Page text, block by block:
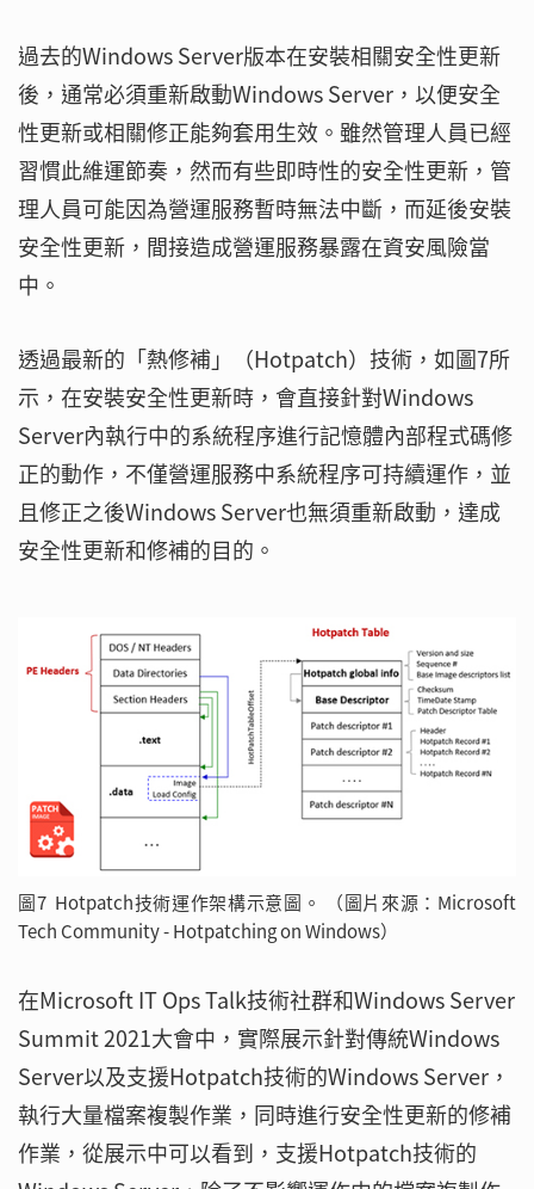
過去的Windows Server版本在安裝相關安全性更新
後，通常必須重新啟動Windows Server，以便安全
性更新或相關修正能夠套用生效。雖然管理人員已經
習慣此維運節奏，然而有些即時性的安全性更新，管
理人員可能因為營運服務暫時無法中斷，而延後安裝
安全性更新，間接造成營運服務暴露在資安風險當
中。
透過最新的「熱修補」（Hotpatch）技術，如圖7所
示，在安裝安全性更新時，會直接針對Windows
Server內執行中的系統程序進行記憶體內部程式碼修
正的動作，不僅營運服務中系統程序可持續運作，並
且修正之後Windows Server也無須重新啟動，達成
安全性更新和修補的目的。
圖7 Hotpatch技術運作架構示意圖。 （圖片來源：Microsoft
Tech Community - Hotpatching on Windows）
在Microsoft IT Ops Talk技術社群和Windows Server
Summit 2021大會中，實際展示針對傳統Windows
Server以及支援Hotpatch技術的Windows Server，
執行大量檔案複製作業，同時進行安全性更新的修補
作業，從展示中可以看到，支援Hotpatch技術的